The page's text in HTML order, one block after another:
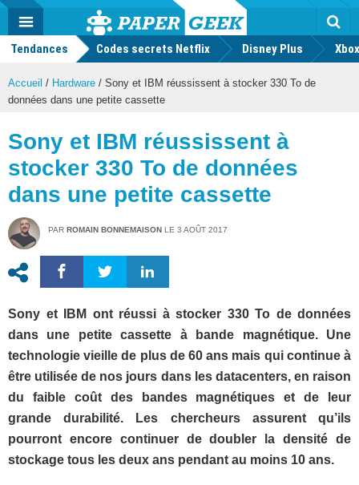
Actu
geek
MENU
Tendances Codes secrets Netflix Disney Plus
Accueil / Hardware / Sony et IBM réussissent à stocker 330 To de
données dans une petite cassette
Sony et IBM réussissent à
stocker 330 To de données
dans une petite cassette
PAR ROMAIN BONNEMAISON LE 3 AOÛT 2017
Sony et IBM ont réussi à stocker 330 To de données
dans une petite cassette à bande magnétique. Une
technologie vieille de plus de 60 ans mais qui continue à
être utilisée de nos jours dans les datacenters, en raison
du faible coût des bandes magnétiques et de leur
grande durabilité. Les chercheurs assurent qu’ils
pourront encore continuer de doubler la densité de
stockage tous les deux ans pendant au moins 10 ans.
Mode
FacebookTwitter Youtube